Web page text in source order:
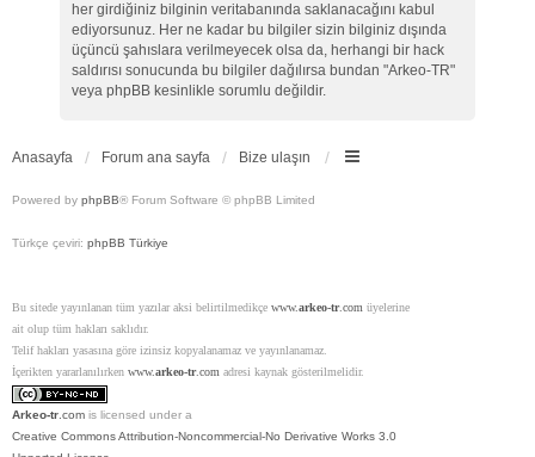
her girdiğiniz bilginin veritabanında saklanacağını kabul
ediyorsunuz. Her ne kadar bu bilgiler sizin bilginiz dışında
üçüncü şahıslara verilmeyecek olsa da, herhangi bir hack
saldırısı sonucunda bu bilgiler dağılırsa bundan "Arkeo-TR"
veya phpBB kesinlikle sorumlu değildir.
Anasayfa Forum ana sayfa Bize ulaşın
Powered by phpBB® Forum Software © phpBB Limited
Türkçe çeviri: phpBB Türkiye
Bu sitede yayınlanan tüm yazılar aksi belirtilmedikçe www.arkeo-tr.com üyelerine
ait olup tüm hakları saklıdır.
Telif hakları yasasına göre izinsiz kopyalanamaz ve yayınlanamaz.
İçerikten yararlanılırken www.arkeo-tr.com adresi kaynak gösterilmelidir.
Arkeo-tr .com is licensed under a
Creative Commons Attribution-Noncommercial-No Derivative Works 3.0